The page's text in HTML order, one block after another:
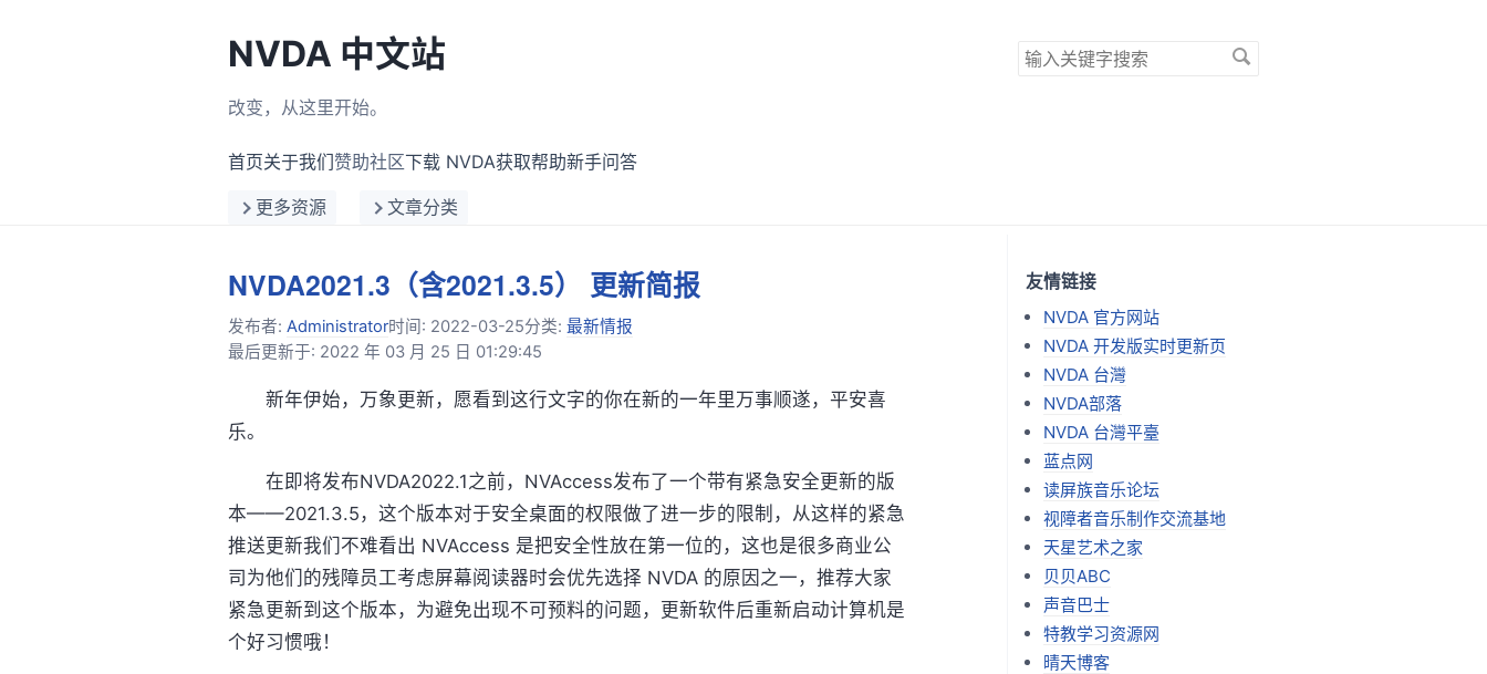
NVDA 中文站
改变，从这里开始。
搜
首页关于我们赞助社区下载 NVDA获取帮助新手问答
更多资源 文章分类
NVDA2021.3（含2021.3.5） 更新简报
发布者: Administrator时间: 2022-03-25分类: 最新情报
最后更新于: 2022 年 03 月 25 日 01:29:45
新年伊始，万象更新，愿看到这行文字的你在新的一年里万事顺遂，平安喜
乐。
在即将发布NVDA2022.1之前，NVAccess发布了一个带有紧急安全更新的版
本——2021.3.5，这个版本对于安全桌面的权限做了进一步的限制，从这样的紧急
推送更新我们不难看出 NVAccess 是把安全性放在第一位的，这也是很多商业公
司为他们的残障员工考虑屏幕阅读器时会优先选择 NVDA 的原因之一，推荐大家
紧急更新到这个版本，为避免出现不可预料的问题，更新软件后重新启动计算机是
个好习惯哦！
友情链接
NVDA 官方网站
NVDA 开发版实时更新页
NVDA 台灣
NVDA部落
NVDA 台灣平臺
蓝点网
读屏族音乐论坛
视障者音乐制作交流基地
天星艺术之家
贝贝ABC
声音巴士
特教学习资源网
晴天博客